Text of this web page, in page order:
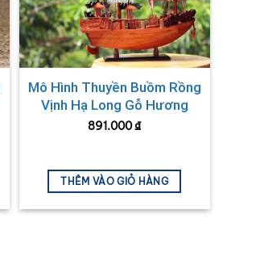
Mô Hình Thuyền Buồm Rồng
Vịnh Hạ Long Gỗ Hương
Thân 30cm MNV-TB16-1H
891.000₫
THÊM VÀO GIỎ HÀNG